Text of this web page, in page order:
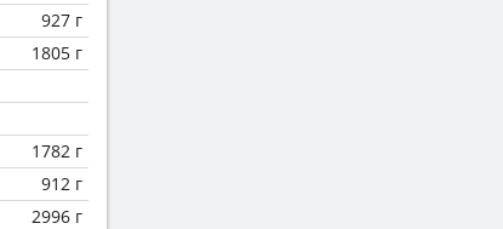
927 г
1805 г
1782 г
912 г
2996 г